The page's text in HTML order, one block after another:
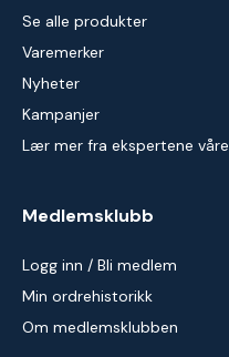
Se alle produkter
Varemerker
Nyheter
Kampanjer
Lær mer fra ekspertene våre
Medlemsklubb
Logg inn / Bli medlem
Min ordrehistorikk
Om medlemsklubben